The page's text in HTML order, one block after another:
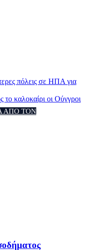
πόλεις σε ΗΠΑ για
καλοκαίρι οι Ούγγροι
ΑΠΟ ΤΟΝ